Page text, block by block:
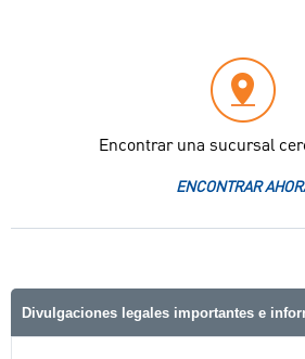
Encontrar una sucursal
ENCONTRAR
Divulgaciones legales importantes e